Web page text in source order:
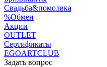
Свадьба&помолвка
%Обмен
Акции
OUTLET
Сертификаты
EGOARTCLUB
Задать вопрос